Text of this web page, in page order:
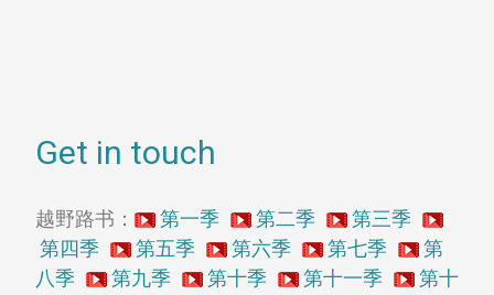
Get in touch
越野路书： 第一季 第二季
第三季
第四季
第五季 第六季 第七季
第
八季
第九季 第十季 第十一季 第十